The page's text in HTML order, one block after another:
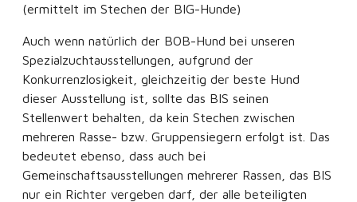
(ermittelt im Stechen der BIG-Hunde)
Auch wenn natürlich der BOB-Hund bei unseren
Spezialzuchtausstellungen, aufgrund der
Konkurrenzlosigkeit, gleichzeitig der beste Hund
dieser Ausstellung ist, sollte das BIS seinen
Stellenwert behalten, da kein Stechen zwischen
mehreren Rasse- bzw. Gruppensiegern erfolgt ist. Das
bedeutet ebenso, dass auch bei
Gemeinschaftsausstellungen mehrerer Rassen, das BIS
nur ein Richter vergeben darf, der alle beteiligten